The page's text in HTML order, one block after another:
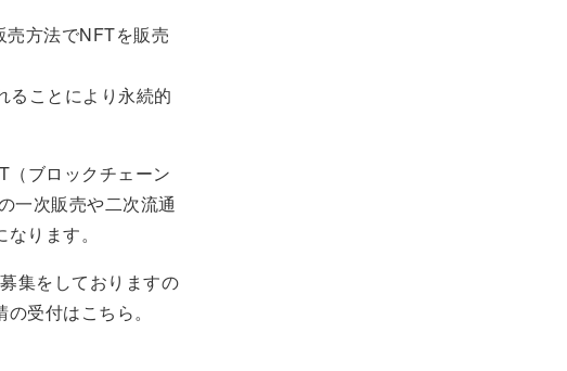
売方法でNFTを販売
ることにより永続的
（ブロックチェーン
一次販売や二次流通
ります。
集をしておりますの
受付はこちら。